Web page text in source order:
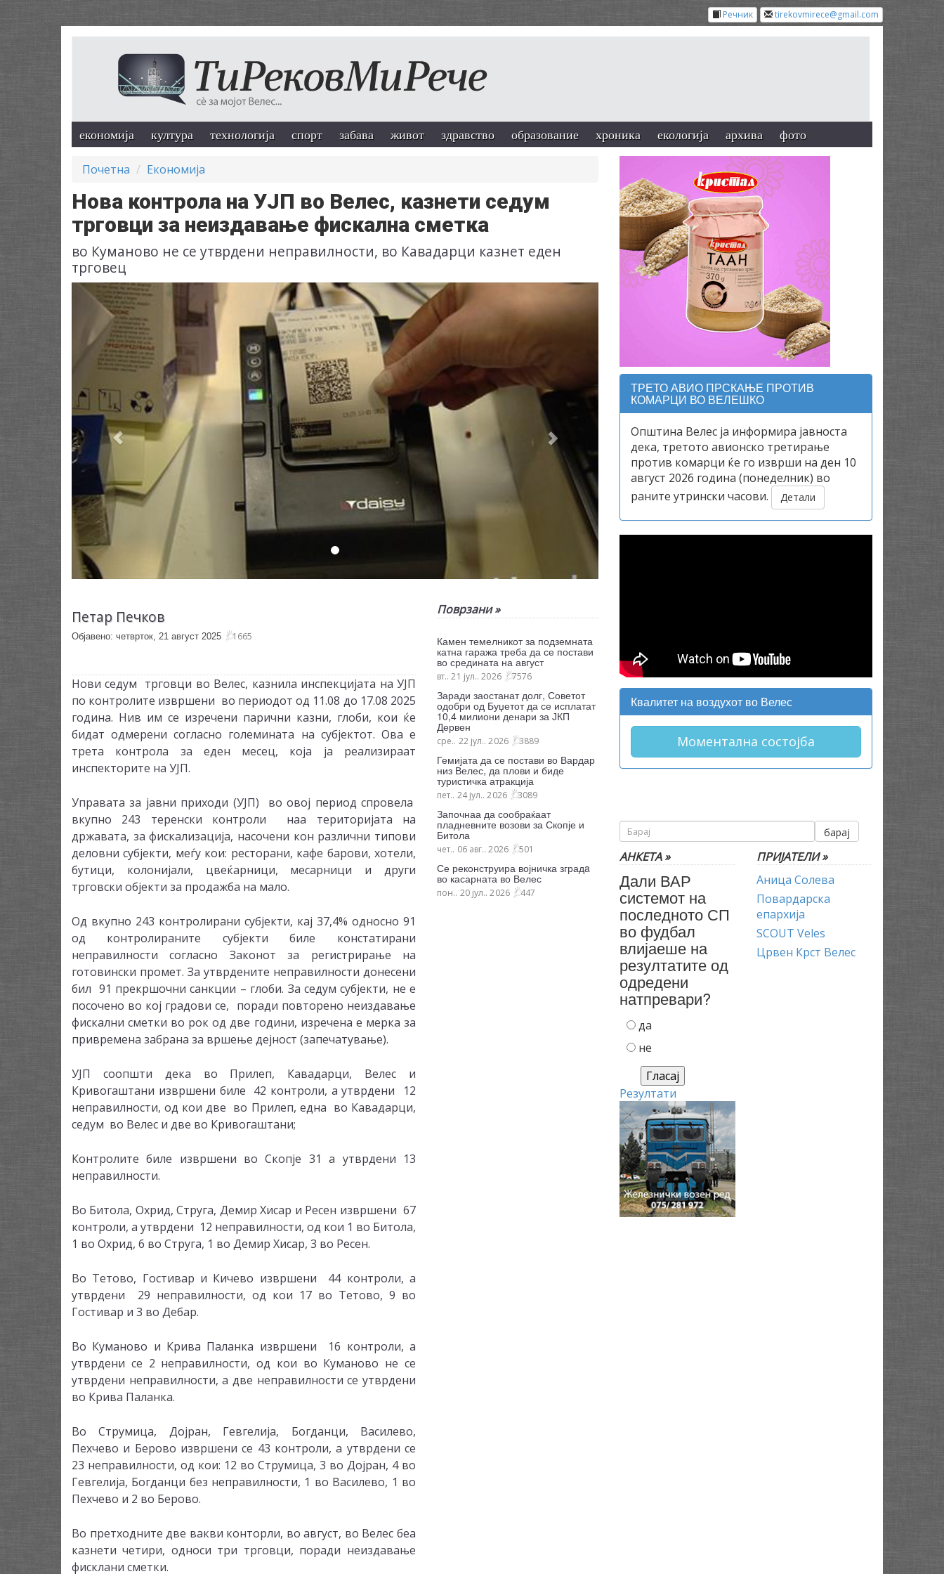
tirekovmirece@gmail.com
Речник
економија култура технологија спорт забава живот здравство образование хроника екологија архива фото
Почетна Економија
Нова контрола на УЈП во Велес, казнети седум
трговци за неиздавање фискална сметка
во Куманово не се утврдени неправилности, во Кавадарци казнет еден
трговец
Петар Печков
Објавено: четврток, 21 август 2025 1665
Нови седум трговци во Велес, казнила инспекцијата на УЈП
по контролите извршени во периодот од 11.08 до 17.08 2025
година. Нив им се изречени парични казни, глоби, кои ќе
бидат одмерени согласно големината на субјектот. Ова е
трета контрола за еден месец, која ја реализираат
инспекторите на УЈП.
Управата за јавни приходи (УЈП) во овој период спровела
вкупно 243 теренски контроли наа територијата на
државата, за фискализација, насочени кон различни типови
деловни субјекти, меѓу кои: ресторани, кафе барови, хотели,
бутици, колонијали, цвеќарници, месарници и други
трговски објекти за продажба на мало.
Од вкупно 243 контролирани субјекти, кај 37,4% односно 91
од контролираните субјекти биле констатирани
неправилности согласно Законот за регистрирање на
готовински промет. За утврдените неправилности донесени
бил 91 прекршочни санкции – глоби. За седум субјекти, не е
посочено во кој градови се, поради повторено неиздавање
фискални сметки во рок од две години, изречена е мерка за
привремена забрана за вршење дејност (запечатување).
УЈП соопшти дека во Прилеп, Кавадарци, Велес и
Кривогаштани извршени биле 42 контроли, a утврдени 12
неправилности, од кои две во Прилеп, една во Кавадарци,
седум во Велес и две во Кривогаштани;
Контролите биле извршени во Скопје 31 а утврдени 13
неправилности.
Во Битола, Охрид, Струга, Демир Хисар и Ресен извршени 67
контроли, а утврдени 12 неправилности, од кои 1 во Битола,
1 во Охрид, 6 во Струга, 1 во Демир Хисар, 3 во Ресен.
Во Тетово, Гостивар и Кичево извршени 44 контроли, а
утврдени 29 неправилности, од кои 17 во Тетово, 9 во
Гостивар и 3 во Дебар.
Во Куманово и Крива Паланка извршени 16 контроли, а
утврдени се 2 неправилности, од кои во Куманово не се
утврдени неправилности, а две неправилности се утврдени
во Крива Паланка.
Во Струмица, Дојран, Гевгелија, Богданци, Василево,
Пехчево и Берово извршени се 43 контроли, а утврдени се
23 неправилности, од кои: 12 во Струмица, 3 во Дојран, 4 во
Гевгелија, Богданци без неправилности, 1 во Василево, 1 во
Пехчево и 2 во Берово.
Во претходните две вакви конторли, во август, во Велес беа
казнети четири, односи три трговци, поради неиздавање
фисклани сметки.
Поврзани »
Камен темелникот за подземната
катна гаража треба да се постави
во средината на август
вт.. 21 јул.. 2026 7576
Заради заостанат долг, Советот
одобри од Буџетот да се исплатат
10,4 милиони денари за ЈКП
Дервен
сре.. 22 јул.. 2026 3889
Гемијата да се постави во Вардар
низ Велес, да плови и биде
туристичка атракција
пет.. 24 јул.. 2026 3089
Започнаа да сообраќаат
пладневните возови за Скопје и
Битола
чет.. 06 авг.. 2026 501
Се реконструира војничка зградa
во касарната во Велес
пон.. 20 јул.. 2026 447
ТРЕТО АВИО ПРСКАЊЕ ПРОТИВ
КОМАРЦИ ВО ВЕЛЕШКО
Општина Велес ја информира јавноста
дека, третото авионско третирање
против комарци ќе го изврши на ден 10
август 2026 година (понеделник) во
раните утрински часови.
Детали
Квалитет на воздухот во Велес
Моментална состојба
барај
АНКЕТА »
Дали ВАР
системот на
последното СП
во фудбал
влијаеше на
резултатите од
одредени
натпревари?
да
не
Резултати
ПРИЈАТЕЛИ »
Аница Солева
Повардарска
епархија
SCOUT Veles
Црвен Крст Велес